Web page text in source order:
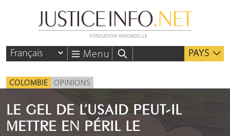
Menu PAYS
COLOMBIE OPINIONS
LE GEL DE L’USAID PEUT-IL
METTRE EN PÉRIL LE